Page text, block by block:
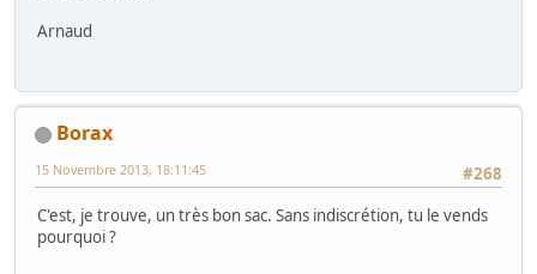
Arnaud
Borax
#268
15 Novembre 2013, 18:11:45
C'est, je trouve, un très bon sac. Sans indiscrétion, tu le vends
pourquoi ?